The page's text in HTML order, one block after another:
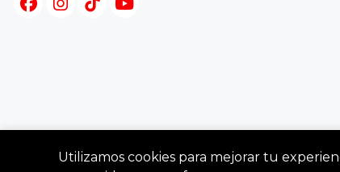
Utilizamos cookies para mejorar tu